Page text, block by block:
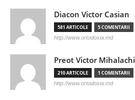
Diacon Victor Casian
581 ARTICOLE 5 COMENTARII
http://www.ortodoxia.md
Preot Victor Mihalachi
210 ARTICOLE 1 COMENTARII
http://www.ortodoxia.md